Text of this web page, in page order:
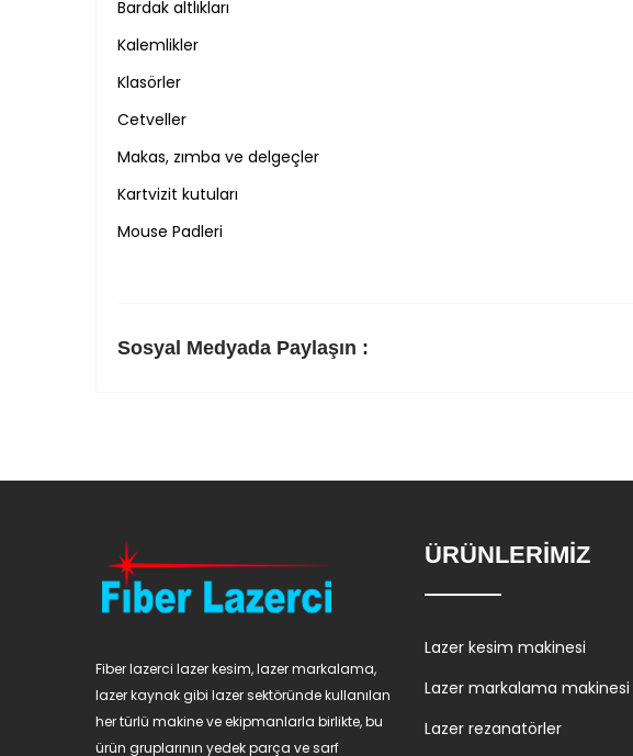
Bardak altlıkları
Kalemlikler
Klasörler
Cetveller
Makas, zımba ve delgeçler
Kartvizit kutuları
Mouse Padleri
Sosyal Medyada Paylaşın :
Fiber lazerci lazer kesim, lazer markalama,
lazer kaynak gibi lazer sektöründe kullanılan
her türlü makine ve ekipmanlarla birlikte, bu
ürün gruplarının yedek parça ve sarf
ÜRÜNLERİMİZ
Lazer kesim makinesi
Lazer markalama makinesi
Lazer rezanatörler